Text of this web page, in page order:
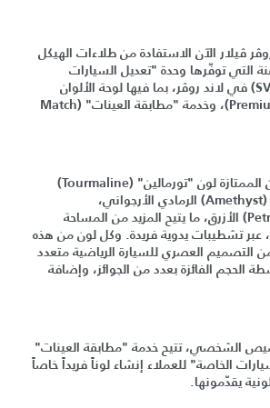
ڤيلار الآن الاستفادة من طلاءات الهيكل
التي توفّرها وحدة "تعديل السيارات
الخاصة" (SV Bespoke) في لاند روڤر، بما فيها لوحة الألوان
الممتازة (Premium Palette)، وخدمة "مطابقة العينات" (Match
وتتضمن لوحة الألوان الممتازة لون "تورمالين" (Tourmaline)
البني، و"أميثيست" (Amethyst) الرمادي الأرجواني،
و"بيتروليكس" (Petrolix) الأزرق، ما يتيح المزيد من المساحة
عبر تشطيبات يدوية فريدة. وكل لون من هذه
التصميم العصري للسيارة الرياضية متعدد
الحجم الفائزة بعدد من الجوائز، وإضافة
الشخصي، تتيح خدمة "مطابقة العينات"
الخاصة" للعملاء إنشاء لوناً فريداً خاصاً
يقدّمونها.